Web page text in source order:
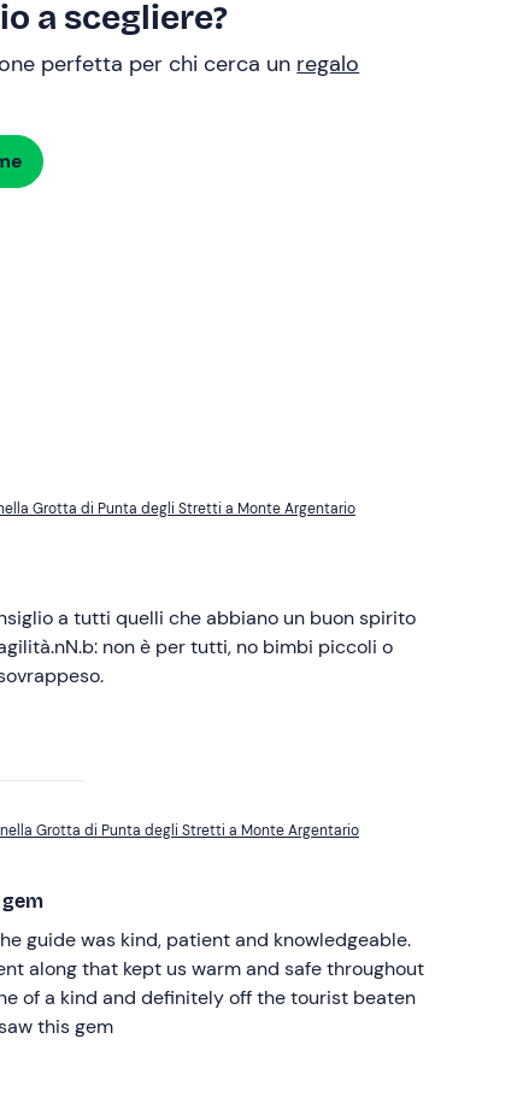
a scegliere?
perfetta per chi cerca un regalo
Grotta di Punta degli Stretti a Monte Argentario
a tutti quelli che abbiano un buon spirito
non è per tutti, no bimbi piccoli o
Grotta di Punta degli Stretti a Monte Argentario
guide was kind, patient and knowledgeable.
along that kept us warm and safe throughout
of a kind and definitely off the tourist beaten
this gem